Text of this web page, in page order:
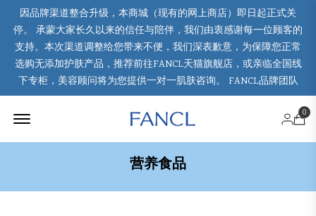
因品牌渠道整合升级，本商城（现有的网上商店）即日起正式关
停。 承蒙大家长久以来的信任与陪伴，我们由衷感谢每一位顾客的
支持。本次渠道调整给您带来不便，我们深表歉意，为保障您正常
选购无添加护肤产品，推荐前往FANCL天猫旗舰店，或亲临全国线
下专柜，美容顾问将为您提供一对一肌肤咨询。 FANCL品牌团队
0
营养食品